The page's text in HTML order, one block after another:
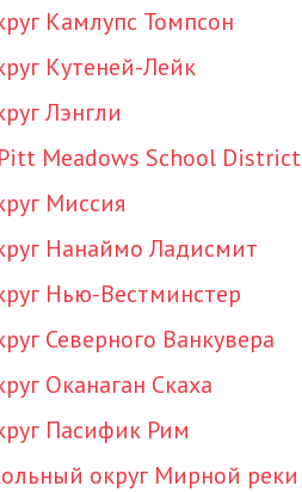
Камлупс Томпсон
Кутеней-Лейк
Лэнгли
Meadows School District
Миссия
Нанаймо Ладисмит
Нью-Вестминстер
Северного Ванкувера
Оканаган Скаха
Пасифик Рим
округ Мирной реки